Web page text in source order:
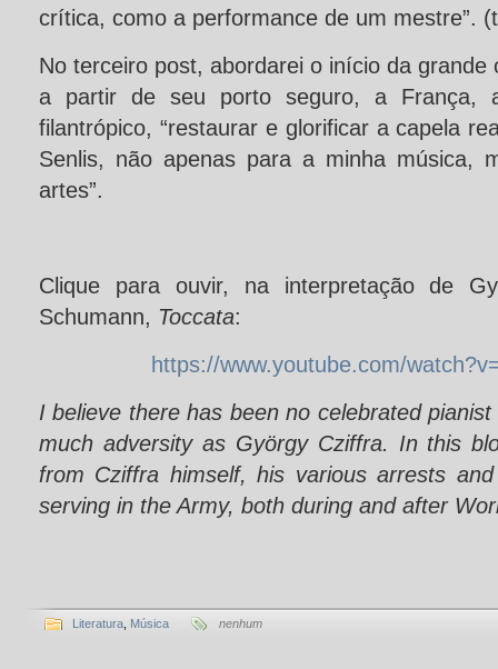
crítica, como a performance de um mestre”.
No terceiro post, abordarei o início da
a partir de seu porto seguro, a França,
filantrópico, “restaurar e glorificar a capela
Senlis, não apenas para a minha música,
artes”.
Clique para ouvir, na interpretação de
Schumann, Toccata:
https://www.youtube.com/
I believe therehas beenno celebratedpianist
much adversity as György Cziffra. In this
from Cziffra himself, his various arrests
serving in the Army, both during and after
Literatura Música nenhum